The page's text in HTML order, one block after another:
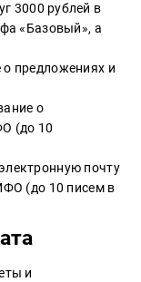
3000 рублей в
«Базовый», а
предложениях и
о
(до 10
почту
(до 10 писем в
и